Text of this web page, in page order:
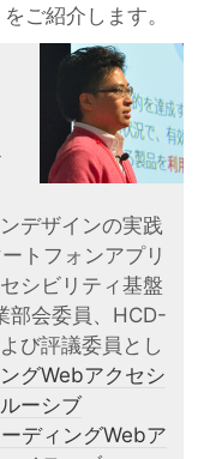
ご紹介します。
デザインの実践
トフォンアプリ
シビリティ基盤
部会委員、HCD-
び評議委員とし
グWebアクセシ
ーシブ
ディングWebア